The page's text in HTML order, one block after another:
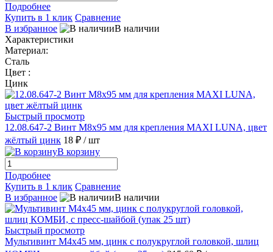
Подробнее
Купить в 1 клик Сравнение
В избранное
В наличии
Характеристики
Материал:
Сталь
Цвет :
Цинк
Быстрый просмотр
12.08.647-2 Винт М8х95 мм для крепления MAXI LUNA, цвет
жёлтый цинк 18 ₽ / шт
В корзину
Подробнее
Купить в 1 клик Сравнение
В избранное
В наличии
Быстрый просмотр
Мультивинт М4х45 мм, цинк с полукруглой головкой, шлиц